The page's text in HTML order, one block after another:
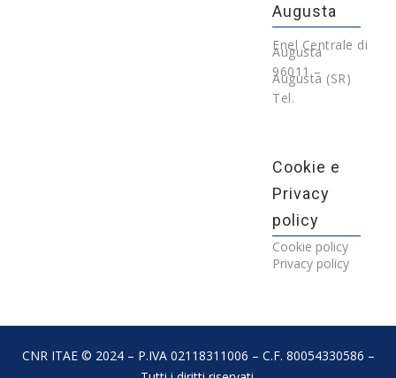
Augusta
Enel Centrale di
Augusta
96011 –
Augusta (SR)
Tel.
Cookie e
Privacy
policy
Cookie policy
Privacy policy
CNR ITAE © 2024 – P.IVA 02118311006 – C.F. 80054330586 –